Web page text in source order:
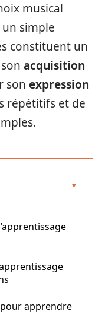
musical
un simple
constituent un
acquisition
son expression
répétitifs et de
apprendre